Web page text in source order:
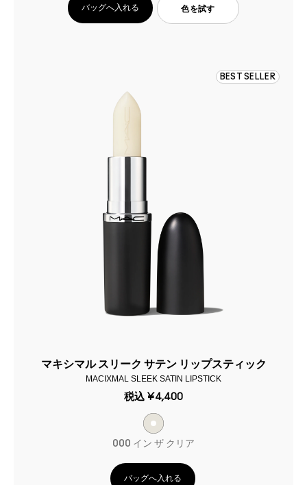
バッグへ入れる 色を試す
BEST SELLER
マキシマル スリーク サテン リップスティック
MACIXMAL SLEEK SATIN LIPSTICK
税込 ¥4,400
000 イン ザ クリア
バッグへ入れる